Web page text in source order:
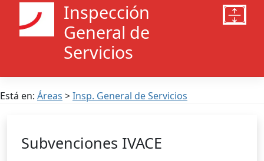
Inspección
General de
Servicios
Está en: Áreas >Insp. General de Servicios
Subvenciones IVACE